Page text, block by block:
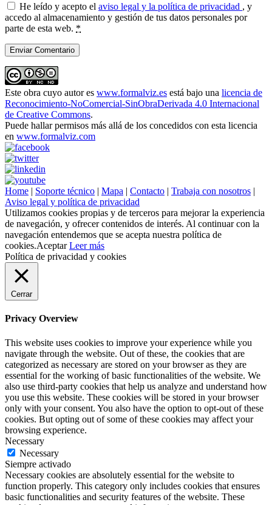
He leído y acepto el aviso legal y la política de privacidad , y
accedo al almacenamiento y gestión de tus datos personales por
parte de esta web. *
Este obra cuyo autor es www.formalviz.es está bajo una licencia de
Reconocimiento-NoComercial-SinObraDerivada 4.0 Internacional
de Creative Commons.
Puede hallar permisos más allá de los concedidos con esta licencia
en www.formalviz.com
Home | Soporte técnico | Mapa | Contacto | Trabaja con nosotros |
Aviso legal y política de privacidad
Utilizamos cookies propias y de terceros para mejorar la experiencia
de navegación, y ofrecer contenidos de interés. Al continuar con la
navegación entendemos que se acepta nuestra política de
cookies.Aceptar Leer más
Política de privacidad y cookies
Cerrar
Privacy Overview
This website uses cookies to improve your experience while you
navigate through the website. Out of these, the cookies that are
categorized as necessary are stored on your browser as they are
essential for the working of basic functionalities of the website. We
also use third-party cookies that help us analyze and understand how
you use this website. These cookies will be stored in your browser
only with your consent. You also have the option to opt-out of these
cookies. But opting out of some of these cookies may affect your
browsing experience.
Necessary
Necessary
Siempre activado
Necessary cookies are absolutely essential for the website to
function properly. This category only includes cookies that ensures
basic functionalities and security features of the website. These